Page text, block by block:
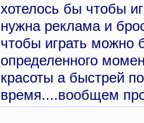
хотелось бы чтобы
нужна реклама и
чтобы играть можно
определенного
красоты а быстрей
время....вообщем